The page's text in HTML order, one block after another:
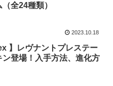
全24種類）
2023.10.18
】レヴナントプレステー
ン登場！入手方法、進化方